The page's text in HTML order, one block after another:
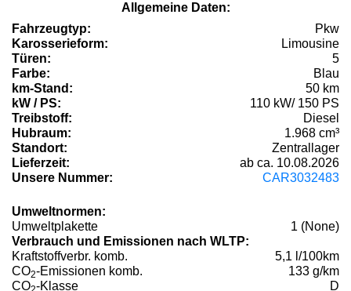
Allgemeine Daten:
Fahrzeugtyp:
Pkw
Karosserieform:
Limousine
Türen:
5
Farbe:
Blau
km-Stand:
50 km
kW / PS:
110 kW/ 150 PS
Treibstoff:
Diesel
Hubraum:
1.968 cm³
Standort:
Zentrallager
Lieferzeit:
ab ca. 10.08.2026
Unsere Nummer:
CAR3032483
Umweltnormen:
Umweltplakette
1 (None)
Verbrauch und Emissionen nach WLTP:
Kraftstoffverbr. komb.
5,1 l/100km
CO2-Emissionen komb.
133 g/km
CO -Klasse D